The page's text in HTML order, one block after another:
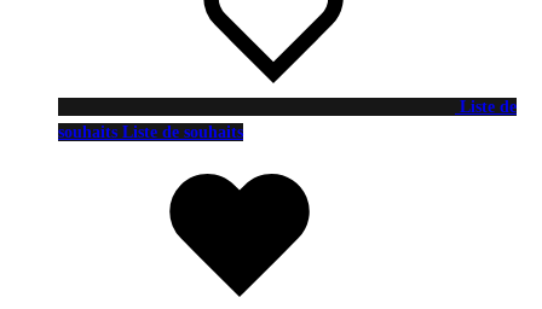
Liste de
souhaits Liste de souhaits